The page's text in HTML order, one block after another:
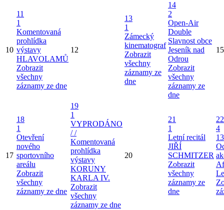
10
11
1
Komentovaná
prohlídka
výstavy
HLAVOLAMŮ
Zobrazit
všechny
záznamy ze dne
12
13
1
Zámecký
kinematograf
Zobrazit
všechny
záznamy ze
dne
14
2
Open-Air
Double
Slavnost obce
Jeseník nad
Odrou
Zobrazit
všechny
záznamy ze
dne
15
17
18
1
Otevření
nového
sportovního
areálu
Zobrazit
všechny
záznamy ze dne
19
1
VYPRODÁNO
/ /
Komentovaná
prohlídka
výstavy
KORUNY
KARLA IV.
Zobrazit
všechny
záznamy ze dne
20
21
1
Letní recitál
JIŘÍ
SCHMITZER
Zobrazit
všechny
záznamy ze
dne
22
4